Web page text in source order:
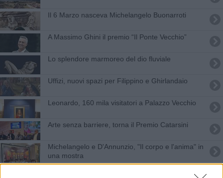
Il 6 Marzo nasceva Michelangelo Buonarroti
A Massimo Ghini il premio “Il Ponte Vecchio”
Lo splendore marmoreo del dio fluviale
Uffizi, nuovi spazi per Filippino e Ghirlandaio
​Leonardo, 160 mila visitatori a Palazzo Vecchio
Arte senza barriere, torna il Premio Catarsini
Michelangelo e D'Annunzio, "Il corpo e l'anima" in
una mostra